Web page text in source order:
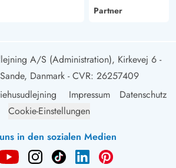
Partner
A/S (Administration), Kirkevej 6 -
Danmark - CVR: 26257409
Impressum
Datenschutz
Cookie-Einstellungen
in den sozialen Medien